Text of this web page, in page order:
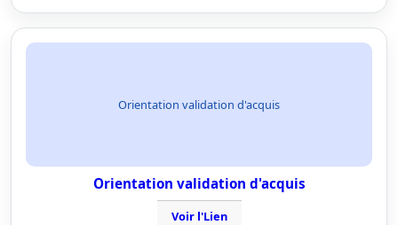
Orientation validation d'acquis
Orientation validation d'acquis
Voir l'Lien